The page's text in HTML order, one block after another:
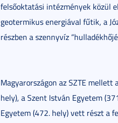
felsőoktatási intézmények közül
geotermikus energiával fűtik, a
részben a szennyvíz
Magyarországon az SZTE mellett
hely), a Szent István Egyetem
Egyetem (472. hely) vett részt a